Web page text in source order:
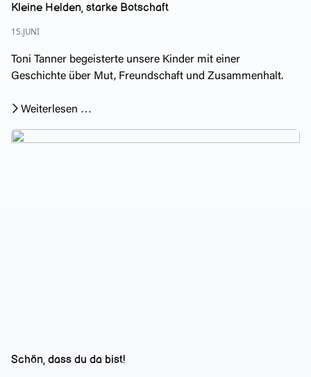
Kleine Helden, starke Botschaft
15.JUNI
Toni Tanner begeisterte unsere Kinder mit einer
Geschichte über Mut, Freundschaft und Zusammenhalt.
Weiterlesen …
Schön, dass du da bist!